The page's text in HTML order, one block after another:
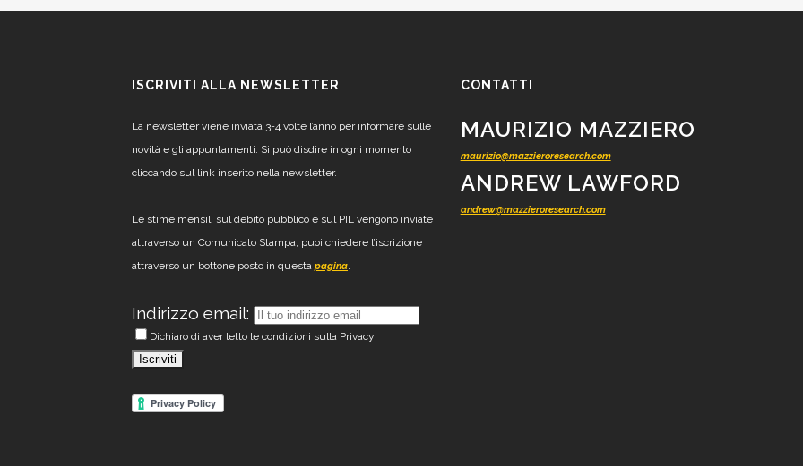
ISCRIVITI ALLA NEWSLETTER
La newsletter viene inviata 3-4 volte l’anno per informare sulle
novità e gli appuntamenti. Si può disdire in ogni momento
cliccando sul link inserito nella newsletter.
Le stime mensili sul debito pubblico e sul PIL vengono inviate
attraverso un Comunicato Stampa, puoi chiedere l’iscrizione
attraverso un bottone posto in questa pagina.
Indirizzo email:
Dichiaro di aver letto le condizioni sulla Privacy
CONTATTI
MAURIZIO MAZZIERO
maurizio@mazzieroresearch.com
ANDREW LAWFORD
andrew@mazzieroresearch.com